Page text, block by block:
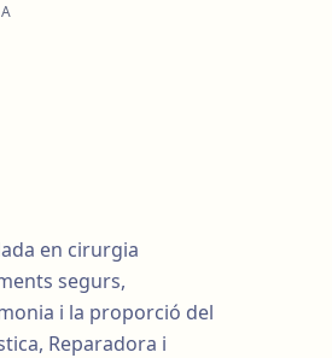
en cirurgia
segurs,
i la proporció del
Reparadora i